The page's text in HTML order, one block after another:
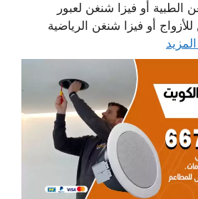
الطبية أو فيزا شنغن لعبور
أو فيزا شنغن الرياضية
المزيد